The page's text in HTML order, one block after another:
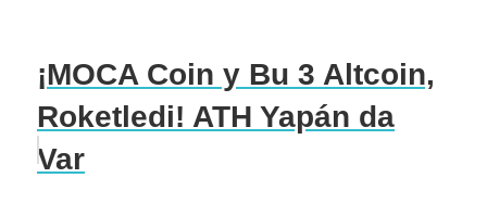
¡MOCA Coin y Bu 3 Altcoin,
Roketledi! ATH Yapán da
Var